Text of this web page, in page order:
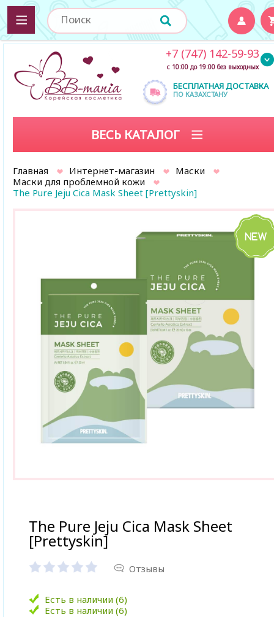
БЕСПЛАТНАЯ ДОСТАВКА
ПО КАЗАХСТАНУ
+7 (747) 142-59-93
с 10:00 до 19:00 без выходных
ВЕСЬ КАТАЛОГ
Главная Интернет-магазин
Маски
Маски для проблемной кожи
The Pure Jeju Cica Mask Sheet [Prettyskin]
The Pure Jeju Cica Mask Sheet
[Prettyskin]
Отзывы
Есть в наличии (6)
Есть в наличии (6)